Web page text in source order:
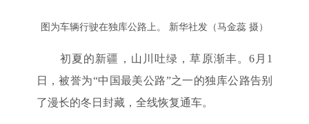
图为车辆行驶在独库公路上。 新华社发（马金蕊 摄）
初夏的新疆，山川吐绿，草原渐丰。6月1
日，被誉为“中国最美公路”之一的独库公路告别
了漫长的冬日封藏，全线恢复通车。